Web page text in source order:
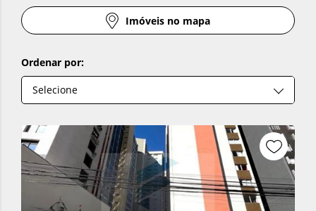
Imóveis no mapa
Ordenar por:
Selecione
Limpar seleção
Maior preço
Menor preço